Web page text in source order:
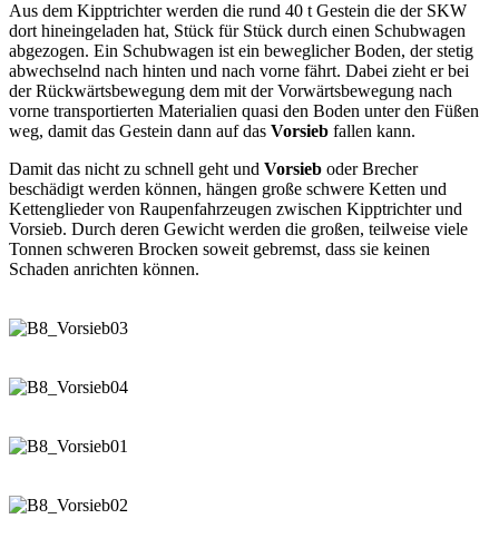
Aus dem Kipptrichter werden die rund 40 t Gestein die der SKW
dort hineingeladen hat, Stück für Stück durch einen Schubwagen
abgezogen. Ein Schubwagen ist ein beweglicher Boden, der stetig
abwechselnd nach hinten und nach vorne fährt. Dabei zieht er bei
der Rückwärtsbewegung dem mit der Vorwärtsbewegung nach
vorne transportierten Materialien quasi den Boden unter den Füßen
weg, damit das Gestein dann auf das Vorsieb fallen kann.
Damit das nicht zu schnell geht und Vorsieb oder Brecher
beschädigt werden können, hängen große schwere Ketten und
Kettenglieder von Raupenfahrzeugen zwischen Kipptrichter und
Vorsieb. Durch deren Gewicht werden die großen, teilweise viele
Tonnen schweren Brocken soweit gebremst, dass sie keinen
Schaden anrichten können.